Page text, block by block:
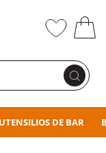
UTENSILIOS DE BAR